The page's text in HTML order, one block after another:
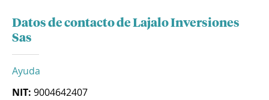
Datos de contacto de Lajalo Inversiones
Sas
Ayuda
NIT: 9004642407